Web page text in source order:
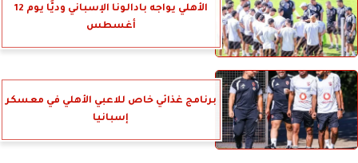
الأهلي يواجه بادالونا الإسباني وديًّا يوم 12
أغسطس
برنامج غذائي خاص للاعبي الأهلي في معسكر
إسبانيا